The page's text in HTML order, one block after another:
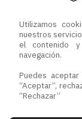
Utilizamos
nuestros
el contenido
navegación.
Puedes
“Aceptar”,
“Rechazar”